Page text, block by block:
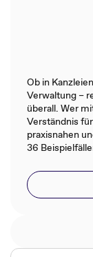
Ob in
Verwaltung –
überall. Wer
Verständnis
praxisnahen
36